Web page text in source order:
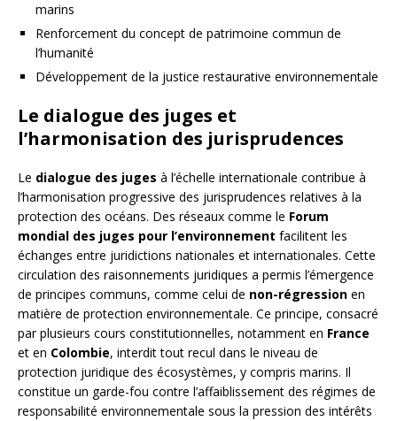
marins
Renforcement du concept de patrimoine commun de
l’humanité
Développement de la justice restaurative environnementale
Le dialogue des juges et
l’harmonisation des jurisprudences
Le dialogue des juges à l’échelle internationale contribue à
l’harmonisation progressive des jurisprudences relatives à la
protection des océans. Des réseaux comme le Forum
mondial des juges pour l’environnement facilitent les
échanges entre juridictions nationales et internationales. Cette
circulation des raisonnements juridiques a permis l’émergence
de principes communs, comme celui de non-régression en
matière de protection environnementale. Ce principe, consacré
par plusieurs cours constitutionnelles, notamment en France
et en Colombie, interdit tout recul dans le niveau de
protection juridique des écosystèmes, y compris marins. Il
constitue un garde-fou contre l’affaiblissement des régimes de
responsabilité environnementale sous la pression des intérêts